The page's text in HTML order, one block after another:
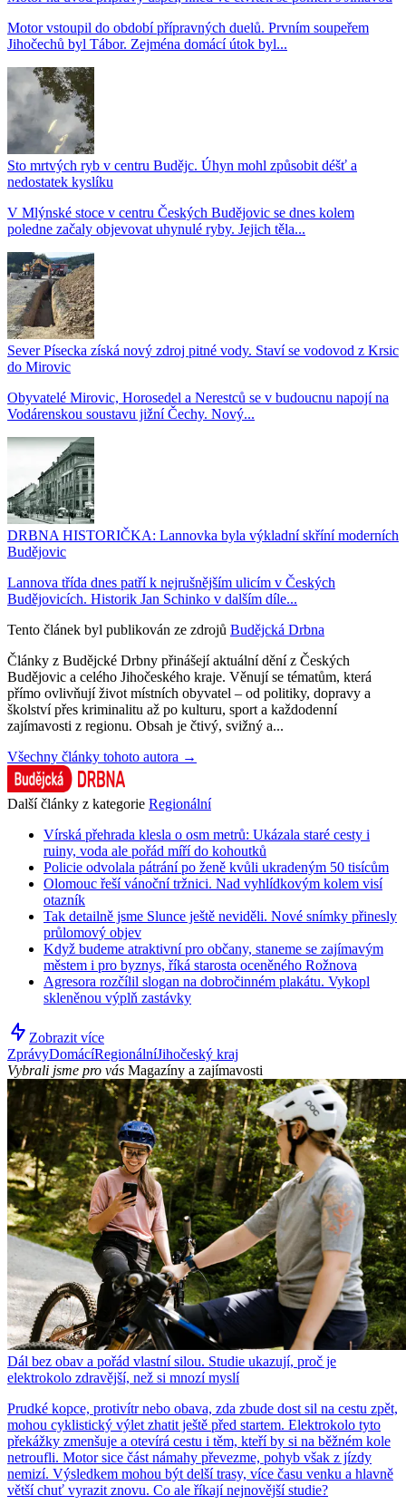
Motor vstoupil do období přípravných duelů. Prvním soupeřem
Jihočechů byl Tábor. Zejména domácí útok byl...
Sto mrtvých ryb v centru Budějc. Úhyn mohl způsobit déšť a
nedostatek kyslíku
V Mlýnské stoce v centru Českých Budějovic se dnes kolem
poledne začaly objevovat uhynulé ryby. Jejich těla...
Sever Písecka získá nový zdroj pitné vody. Staví se vodovod z Krsic
do Mirovic
Obyvatelé Mirovic, Horosedel a Nerestců se v budoucnu napojí na
Vodárenskou soustavu jižní Čechy. Nový...
DRBNA HISTORIČKA: Lannovka byla výkladní skříní moderních
Budějovic
Lannova třída dnes patří k nejrušnějším ulicím v Českých
Budějovicích. Historik Jan Schinko v dalším díle...
Tento článek byl publikován ze zdrojů Budějcká Drbna
Články z Budějcké Drbny přinášejí aktuální dění z Českých
Budějovic a celého Jihočeského kraje. Věnují se tématům, která
přímo ovlivňují život místních obyvatel – od politiky, dopravy a
školství přes kriminalitu až po kulturu, sport a každodenní
zajímavosti z regionu. Obsah je čtivý, svižný a...
Všechny články tohoto autora →
Další články z kategorie Regionální
Vírská přehrada klesla o osm metrů: Ukázala staré cesty i
ruiny, voda ale pořád míří do kohoutků
Policie odvolala pátrání po ženě kvůli ukradeným 50 tisícům
Olomouc řeší vánoční tržnici. Nad vyhlídkovým kolem visí
otazník
Tak detailně jsme Slunce ještě neviděli. Nové snímky přinesly
průlomový objev
Když budeme atraktivní pro občany, staneme se zajímavým
městem i pro byznys, říká starosta oceněného Rožnova
Agresora rozčílil slogan na dobročinném plakátu. Vykopl
skleněnou výplň zastávky
Zobrazit více
ZprávyDomácíRegionálníJihočeský kraj
Vybrali jsme pro vás Magazíny a zajímavosti
Dál bez obav a pořád vlastní silou. Studie ukazují, proč je
elektrokolo zdravější, než si mnozí myslí
Prudké kopce, protivítr nebo obava, zda zbude dost sil na cestu zpět,
mohou cyklistický výlet zhatit ještě před startem. Elektrokolo tyto
překážky zmenšuje a otevírá cestu i těm, kteří by si na běžném kole
netroufli. Motor sice část námahy převezme, pohyb však z jízdy
nemizí. Výsledkem mohou být delší trasy, více času venku a hlavně
větší chuť vyrazit znovu. Co ale říkají nejnovější studie?